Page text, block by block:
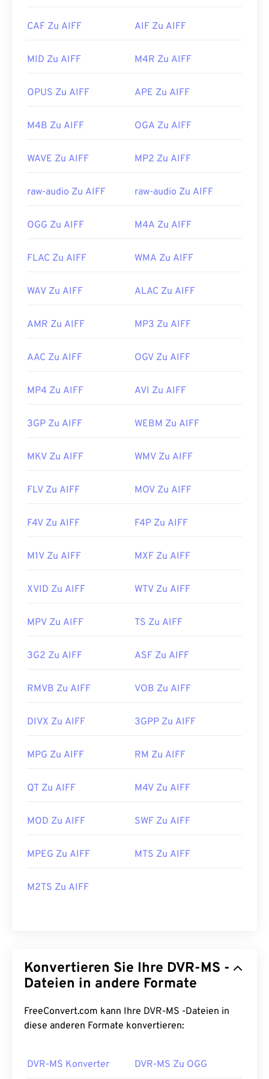
Erstveröffentlichung:
2004
https://en.wikipedia.org/wiki/DVR-MS
https://docs.microsoft.com/en-us/previous-
Bitte beachten Sie, dass Sie die AIFF-Datei auf
konvertieren müssen, um sie öffnen zu können –
Produkte öffnen AIFF-Dateien ohne
Entwickelt von:
Apple Inc.
Nützliche Links:
https://en.wikipedia.org/wiki/
2619569
CAF Zu AIFF AIF Zu AIFF
MID Zu AIFF M4R Zu AIFF
OPUS Zu AIFF APE Zu AIFF
M4B Zu AIFF OGA Zu AIFF
WAVE Zu AIFF MP2 Zu AIFF
raw-audio Zu AIFF raw-audio Zu AIFF
OGG Zu AIFF M4A Zu AIFF
FLAC Zu AIFF WMA Zu AIFF
WAV Zu AIFF ALAC Zu AIFF
AMR Zu AIFF MP3 Zu AIFF
AAC Zu AIFF OGV Zu AIFF
MP4 Zu AIFF AVI Zu AIFF
3GP Zu AIFF WEBM Zu AIFF
MKV Zu AIFF WMV Zu AIFF
FLV Zu AIFF MOV Zu AIFF
F4V Zu AIFF F4P Zu AIFF
M1V Zu AIFF MXF Zu AIFF
XVID Zu AIFF WTV Zu AIFF
MPV Zu AIFF TS Zu AIFF
3G2 Zu AIFF ASF Zu AIFF
RMVB Zu AIFF VOB Zu AIFF
DIVX Zu AIFF 3GPP Zu AIFF
MPG Zu AIFF RM Zu AIFF
QT Zu AIFF M4V Zu AIFF
MOD Zu AIFF SWF Zu AIFF
MPEG Zu AIFF MTS Zu AIFF
M2TS Zu AIFF
Konvertieren Sie Ihre DVR-MS -
Dateien in andere Formate
FreeConvert.com kann Ihre DVR-MS -Dateien in
diese anderen Formate konvertieren:
DVR-MS Konverter DVR-MS Zu OGG